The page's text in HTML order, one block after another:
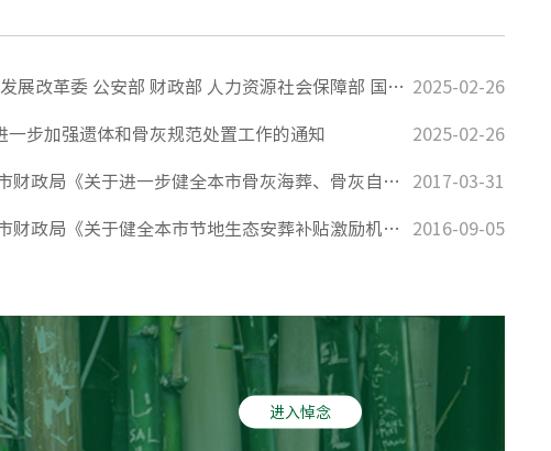
民政部 中央文明办 发展改革委 公安部 财政部 人力资源社会保障部 国土资源部 环境保护部 文化部 卫生计生委 工商总局 林业局 宗教局 全国总工会 共青团中央 全国妇联 关于进一步推动殡葬改革 促进殡葬事业发展的指导意见 2025-02-26
一步加强遗体和骨灰规范处置工作的通知 2025-02-26
北京市民政局 北京市财政局《关于进一步健全本市骨灰海葬、骨灰自然葬补贴办法的通知》 2017-03-31
北京市民政局 北京市财政局《关于健全本市节地生态安葬补贴激励机制的实施意见》 2016-09-05
进入悼念